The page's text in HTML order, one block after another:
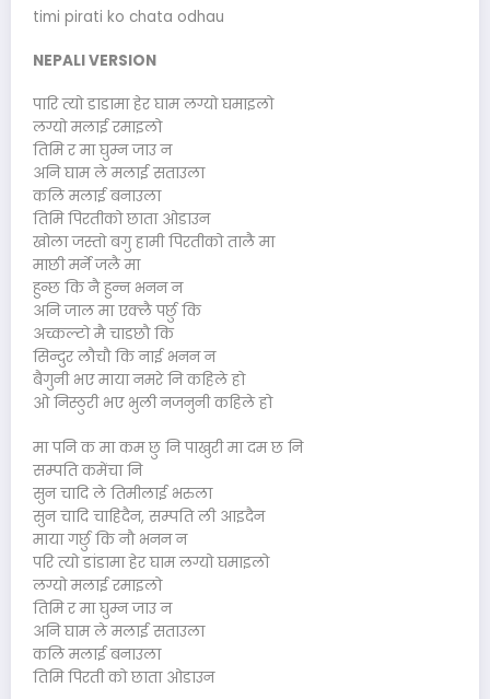
timi pirati ko chata odhau
NEPALI VERSION
पारि त्यो डाडामा हेर घाम लग्यो घमाइलो
लग्यो मलाई रमाइलो
तिमि र मा घुम्न जाउ न
अनि घाम ले मलाई सताउला
कलि मलाई बनाउला
तिमि पिरतीको छाता ओडाउन
खोला जस्तो बगु हामी पिरतीको तालै मा
माछी मर्ने जलै मा
हुन्छ कि नै हुन्न भनन न
अनि जाल मा एक्लै पर्छु कि
अच्कल्टो मै चाडछौ कि
सिन्दुर लौचौ कि नाई भनन न
बैगुनी भए माया नमरे नि कहिले हो
ओ निस्ठुरी भए भुली नजनुनी कहिले हो
मा पनि क मा कम छु नि पाखुरी मा दम छ नि
सम्पति कमेंचा नि
सुन चादि ले तिमीलाई भरुला
सुन चादि चाहिदैन, सम्पति ली आइदैन
माया गर्छु कि नौ भनन न
परि त्यो डांडामा हेर घाम लग्यो घमाइलो
लग्यो मलाई रमाइलो
तिमि र मा घुम्न जाउ न
अनि घाम ले मलाई सताउला
कलि मलाई बनाउला
तिमि पिरती को छाता ओडाउन